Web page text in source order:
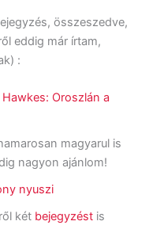
összeszedve,
eddig már írtam,
:
Oroszlán a
magyarul is
nagyon ajánlom!
nyuszi
két bejegyzést is